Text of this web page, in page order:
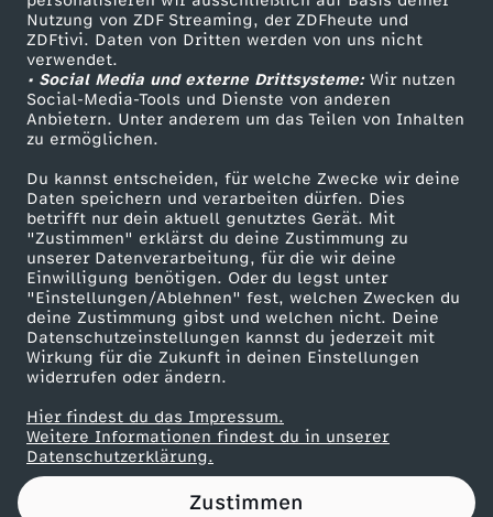
Nutzung von ZDF Streaming, der ZDFheute und
ZDFtivi. Daten von Dritten werden von uns nicht
verwendet.
• Social Media und externe Drittsysteme:Wir nutzen
Social-Media-Tools und Dienste von anderen
Anbietern. Unter anderem um das Teilen von Inhalten
zu ermöglichen.
Du kannst entscheiden, für welche Zwecke wir deine
Daten speichern und verarbeiten dürfen. Dies
betrifft nur dein aktuell genutztes Gerät. Mit
"Zustimmen" erklärst du deine Zustimmung zu
unserer Datenverarbeitung, für die wir deine
Einwilligung benötigen. Oder du legst unter
"Einstellungen/Ablehnen" fest, welchen Zwecken du
deine Zustimmung gibst und welchen nicht. Deine
Datenschutzeinstellungen kannst du jederzeit mit
Wirkung für die Zukunft in deinen Einstellungen
widerrufen oder ändern.
Hier findest du das Impressum.
Weitere Informationen findest du in unserer
Datenschutzerklärung.
Zustimmen
t
l
i
n
i
e
z
u
r
ZDF Unternehmen
Karriere
ZDF goes Schule
Werbefernsehen
Mainzelmännchen
Partner